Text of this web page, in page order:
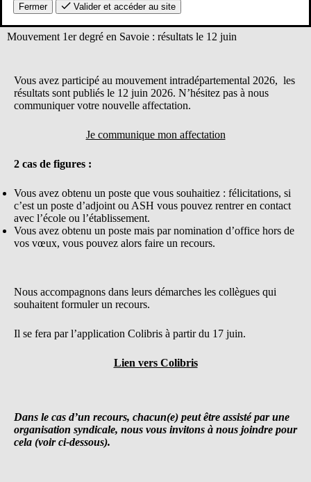
Mouvement 1er degré en Savoie : résultats le 12 juin
Vous avez participé au mouvement intradépartemental 2026, les
résultats sont publiés le 12 juin 2026. N’hésitez pas à nous
communiquer votre nouvelle affectation.
Je communique mon affectation
2 cas de figures :
Vous avez obtenu un poste que vous souhaitiez : félicitations, si
c’est un poste d’adjoint ou ASH vous pouvez rentrer en contact
avec l’école ou l’établissement.
Vous avez obtenu un poste mais par nomination d’office hors de
vos vœux, vous pouvez alors faire un recours.
Nous accompagnons dans leurs démarches les collègues qui
souhaitent formuler un recours.
Il se fera par l’application Colibris à partir du 17 juin.
Lien vers Colibris
Dans le cas d’un recours, chacun(e) peut être assisté par une
organisation syndicale, nous vous invitons à nous joindre pour
cela (voir ci-dessous).
Fermer Valider et accéder au site